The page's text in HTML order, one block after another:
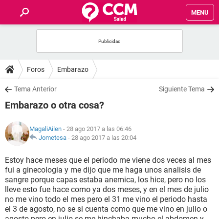
MENU
FOROS
SALUD
NUTRICIÓN
BIENESTAR
SEXUALIDAD
GLOSARIO
Foros Embarazo
Tema Anterior Siguiente Tema
Embarazo o otra cosa?
MagaliAilen - 28 ago 2017 a las 06:46
Jometesa - 28 ago 2017 a las 20:04
Estoy hace meses que el periodo me viene dos veces al mes
fui a ginecologia y me dijo que me haga unos analisis de
sangre porque capas estaba anemica, los hice, pero no los
lleve esto fue hace como ya dos meses, y en el mes de julio
no me vino todo el mes pero el 31 me vino el periodo hasta
el 3 de agosto, no se si cuenta como que me vino en julio o